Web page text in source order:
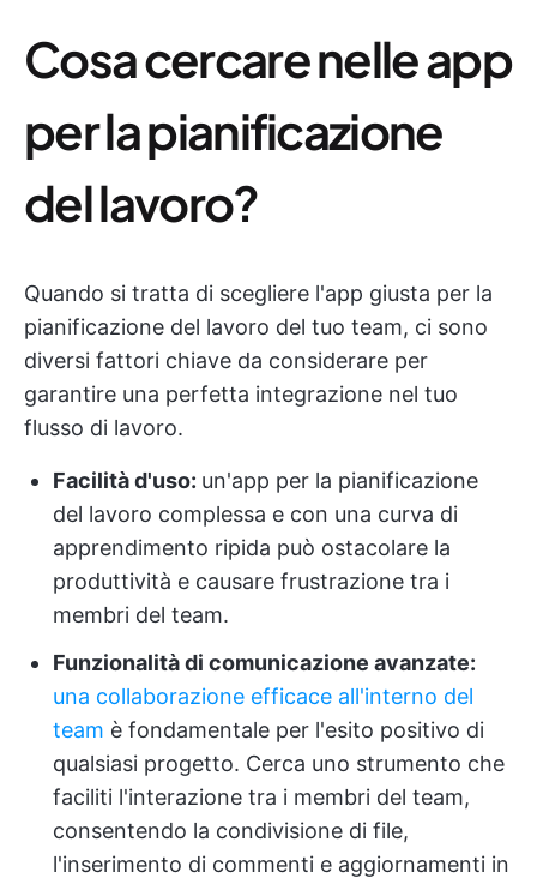
Cosa cercare nelle app
per la pianificazione
del lavoro?
Quando si tratta di scegliere l'app giusta per la
pianificazione del lavoro del tuo team, ci sono
diversi fattori chiave da considerare per
garantire una perfetta integrazione nel tuo
flusso di lavoro.
Facilità d'uso: un'app per la pianificazione
del lavoro complessa e con una curva di
apprendimento ripida può ostacolare la
produttività e causare frustrazione tra i
membri del team.
Funzionalità di comunicazione avanzate:
una collaborazione efficace all'interno del
team è fondamentale per l'esito positivo di
qualsiasi progetto. Cerca uno strumento che
faciliti l'interazione tra i membri del team,
consentendo la condivisione di file,
l'inserimento di commenti e aggiornamenti in